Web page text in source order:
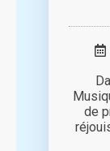
de